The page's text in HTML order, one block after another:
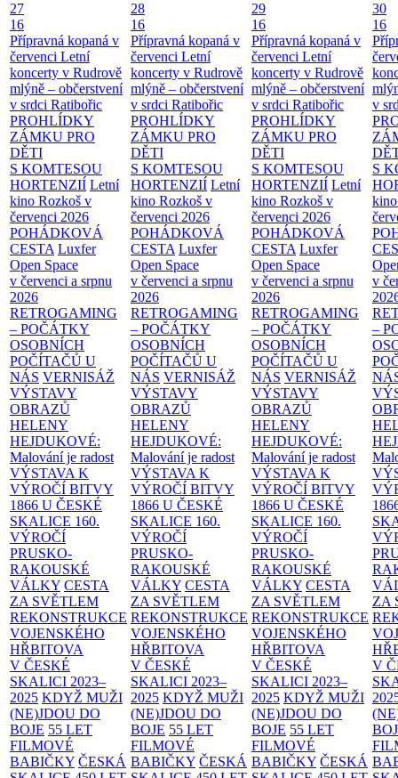
27
16
Přípravná kopaná v
červenci Letní
koncerty v Rudrově
mlýně – občerstvení
v srdci Ratibořic
PROHLÍDKY
ZÁMKU PRO
DĚTI
S KOMTESOU
HORTENZIÍ Letní
kino Rozkoš v
červenci 2026
POHÁDKOVÁ
CESTA Luxfer
Open Space
v červenci a srpnu
2026
RETROGAMING
– POČÁTKY
OSOBNÍCH
POČÍTAČŮ U
NÁS VERNISÁŽ
VÝSTAVY
OBRAZŮ
HELENY
HEJDUKOVÉ:
Malování je radost
VÝSTAVA K
VÝROČÍ BITVY
1866 U ČESKÉ
SKALICE 160.
VÝROČÍ
PRUSKO-
RAKOUSKÉ
VÁLKY CESTA
ZA SVĚTLEM
REKONSTRUKCE
VOJENSKÉHO
HŘBITOVA
V ČESKÉ
SKALICI 2023–
2025 KDYŽ MUŽI
(NE)JDOU DO
BOJE 55 LET
FILMOVÉ
BABIČKY ČESKÁ
28
16
Přípravná kopaná v
červenci Letní
koncerty v Rudrově
mlýně – občerstvení
v srdci Ratibořic
PROHLÍDKY
ZÁMKU PRO
DĚTI
S KOMTESOU
HORTENZIÍ Letní
kino Rozkoš v
červenci 2026
POHÁDKOVÁ
CESTA Luxfer
Open Space
v červenci a srpnu
2026
RETROGAMING
– POČÁTKY
OSOBNÍCH
POČÍTAČŮ U
NÁS VERNISÁŽ
VÝSTAVY
OBRAZŮ
HELENY
HEJDUKOVÉ:
Malování je radost
VÝSTAVA K
VÝROČÍ BITVY
1866 U ČESKÉ
SKALICE 160.
VÝROČÍ
PRUSKO-
RAKOUSKÉ
VÁLKY CESTA
ZA SVĚTLEM
REKONSTRUKCE
VOJENSKÉHO
HŘBITOVA
V ČESKÉ
SKALICI 2023–
2025 KDYŽ MUŽI
(NE)JDOU DO
BOJE 55 LET
FILMOVÉ
BABIČKY ČESKÁ
29
16
Přípravná kopaná v
červenci Letní
koncerty v Rudrově
mlýně – občerstvení
v srdci Ratibořic
PROHLÍDKY
ZÁMKU PRO
DĚTI
S KOMTESOU
HORTENZIÍ Letní
kino Rozkoš v
červenci 2026
POHÁDKOVÁ
CESTA Luxfer
Open Space
v červenci a srpnu
2026
RETROGAMING
– POČÁTKY
OSOBNÍCH
POČÍTAČŮ U
NÁS VERNISÁŽ
VÝSTAVY
OBRAZŮ
HELENY
HEJDUKOVÉ:
Malování je radost
VÝSTAVA K
VÝROČÍ BITVY
1866 U ČESKÉ
SKALICE 160.
VÝROČÍ
PRUSKO-
RAKOUSKÉ
VÁLKY CESTA
ZA SVĚTLEM
REKONSTRUKCE
VOJENSKÉHO
HŘBITOVA
V ČESKÉ
SKALICI 2023–
2025 KDYŽ MUŽI
(NE)JDOU DO
BOJE 55 LET
FILMOVÉ
BABIČKY ČESKÁ
30
16
v
S
v
–
ZA
V